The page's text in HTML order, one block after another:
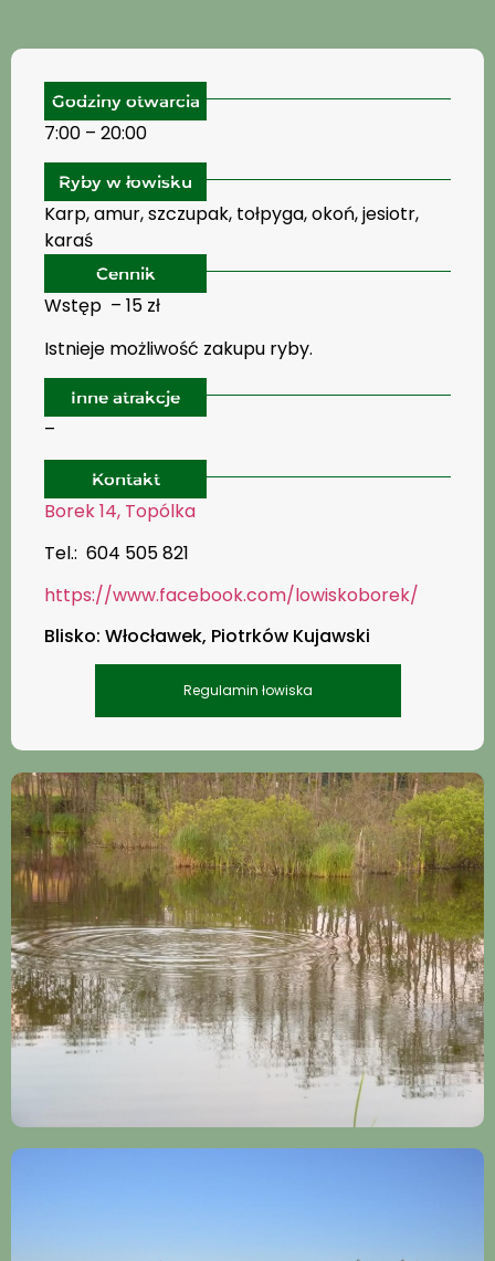
Godziny otwarcia
7:00 – 20:00
Ryby w łowisku
Karp, amur, szczupak, tołpyga, okoń, jesiotr,
karaś
Cennik
Wstęp – 15 zł
Istnieje możliwość zakupu ryby.
Inne atrakcje
–
Kontakt
Borek 14, Topólka
Tel.: 604 505 821
https://www.facebook.com/lowiskoborek/
Blisko: Włocławek, Piotrków Kujawski
Regulamin łowiska